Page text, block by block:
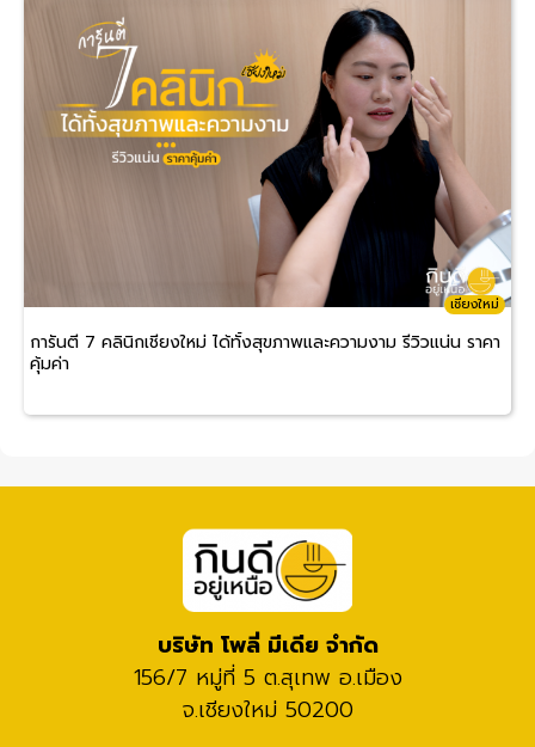
เชียงใหม่
การันตี 7 คลินิกเชียงใหม่ ได้ทั้งสุขภาพและความงาม รีวิวแน่น ราคา
คุ้มค่า
บริษัท โพลี่ มีเดีย จำกัด
156/7 หมู่ที่ 5 ต.สุเทพ อ.เมือง
จ.เชียงใหม่ 50200